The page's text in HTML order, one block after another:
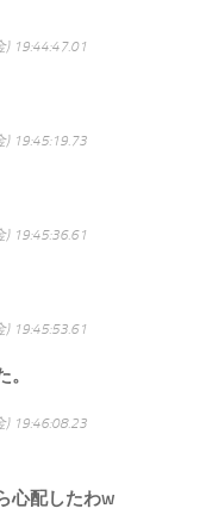
19:44:47.01
) 19:45:19.73
19:45:36.61
19:45:53.61
) 19:46:08.23
心配したわw